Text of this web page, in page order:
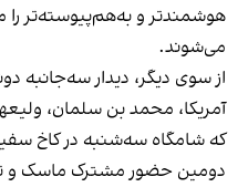
هوشمندتر و به‌هم‌پیوسته‌تر
می‌شوند.
از سوی دیگر، دیدار سه‌جانبه‌
آمریکا، محمد بن سلمان،
که شامگاه سه‌شنبه در کاخ
دومین حضور مشترک ماسک و